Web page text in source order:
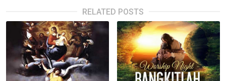
RELATED POSTS